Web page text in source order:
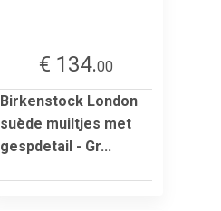
€ 134.00
Birkenstock London
suède muiltjes met
gespdetail - Gr...